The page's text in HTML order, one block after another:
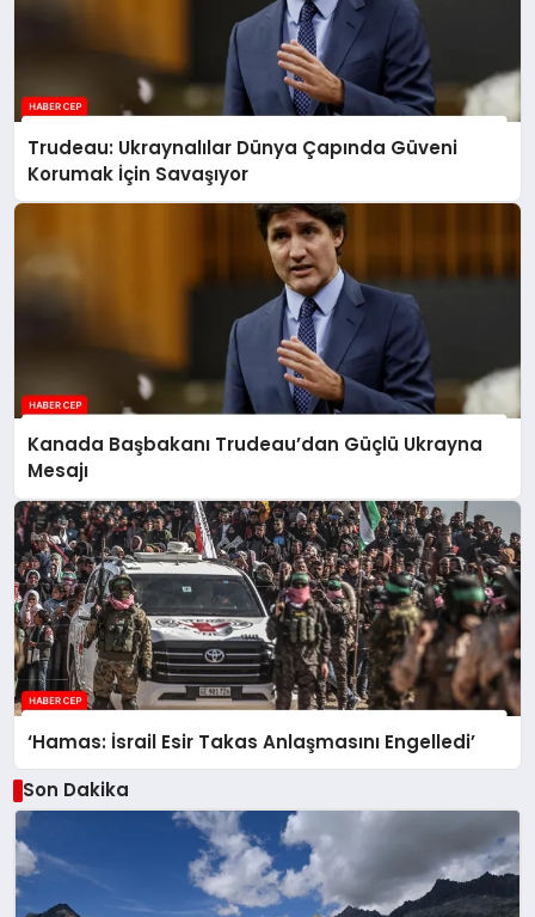
Trudeau: Ukraynalılar Dünya Çapında Güveni
Korumak İçin Savaşıyor
Kanada Başbakanı Trudeau’dan Güçlü Ukrayna
Mesajı
‘Hamas: İsrail Esir Takas Anlaşmasını Engelledi’
Son Dakika